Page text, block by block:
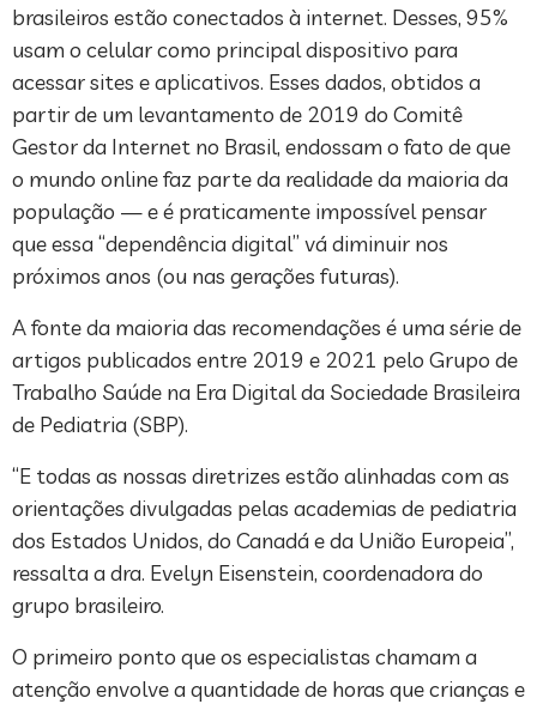
brasileiros estão conectados à internet. Desses, 95%
usam o celular como principal dispositivo para
acessar sites e aplicativos. Esses dados, obtidos a
partir de um levantamento de 2019 do Comitê
Gestor da Internet no Brasil, endossam o fato de que
o mundo online faz parte da realidade da maioria da
população — e é praticamente impossível pensar
que essa “dependência digital” vá diminuir nos
próximos anos (ou nas gerações futuras).
A fonte da maioria das recomendações é uma série de
artigos publicados entre 2019 e 2021 pelo Grupo de
Trabalho Saúde na Era Digital da Sociedade Brasileira
de Pediatria (SBP).
“E todas as nossas diretrizes estão alinhadas com as
orientações divulgadas pelas academias de pediatria
dos Estados Unidos, do Canadá e da União Europeia”,
ressalta a dra. Evelyn Eisenstein, coordenadora do
grupo brasileiro.
O primeiro ponto que os especialistas chamam a
atenção envolve a quantidade de horas que crianças e